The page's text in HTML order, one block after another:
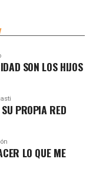
SON LOS HIJOS
PROPIA RED
LO QUE ME